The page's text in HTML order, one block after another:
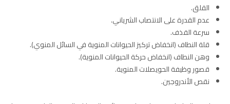
القلق.
عدم القدرة على الانتصاب الشرياني.
سرعة القذف.
قلة النطاف (انخفاض تركيز الحيوانات المنوية في السائل المنوي).
وهن النطاف (انخفاض حركة الحيوانات المنوية).
قصور وظيفة الحويصلات المنوية.
نقص الأندروجين.